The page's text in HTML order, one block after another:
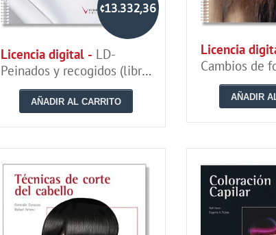
¢13.332,36
Licencia digital - LD-
Peinados y recogidos (libro
de taller)
AÑADIR AL CARRITO
Licencia
Cambios de
(libro de
AÑADIR